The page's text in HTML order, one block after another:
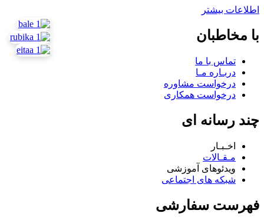
اطلاعات بیشتر
با مخاطبان
تماس با ما
دربـاره مـا
درخواست مشاوره
درخواست همکاری
چند رسانه ای
اخـبـار
مـقـالات
ویدئوهای آموزشی
شبکه های اجتماعی
فهرست سفارشی